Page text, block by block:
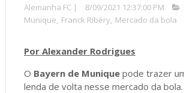
Alemanha FC | 8/09/2021 12:37:00 PM
Munique, Franck Ribéry, Mercado da bola
Por Alexander Rodrigues
O Bayern de Muniquepode trazer
lenda de volta nesse mercado da bola.